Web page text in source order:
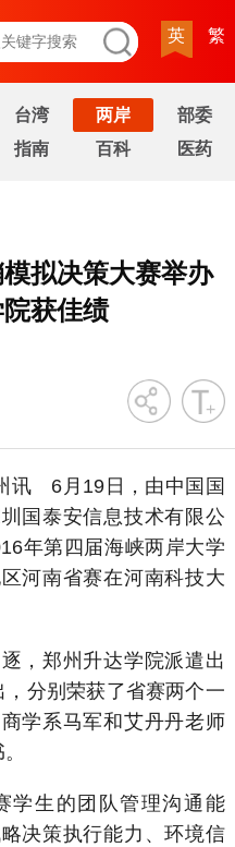
英 繁
台湾 两岸
部委
指南 百科 医药
拟决策大赛举办
获佳绩
字号
6月19日，由中国国
国泰安信息技术有限公
年第四届海峡两岸大学
河南省赛在河南科技大
郑州升达学院派遣出
分别荣获了省赛两个一
学系马军和艾丹丹老师
生的团队管理沟通能
决策执行能力、环境信